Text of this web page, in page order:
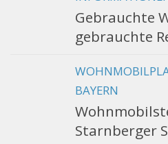
Gebrauchte
gebrauchte
BAYERN
Starnberger